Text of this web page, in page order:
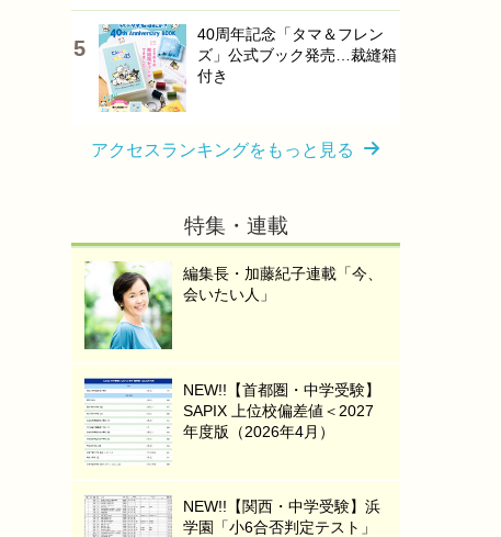
40周年記念「タマ＆フレン
ズ」公式ブック発売…裁縫箱
付き
アクセスランキングをもっと見る
特集・連載
編集長・加藤紀子連載「今、
会いたい人」
NEW!!【首都圏・中学受験】
SAPIX 上位校偏差値＜2027
年度版（2026年4月）
NEW!!【関西・中学受験】浜
学園「小6合否判定テスト」